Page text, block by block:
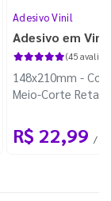
Adesivo Vinil
Adesivo em Vinil
(45
148x210mm -
Meio-Corte
R$ 22,99 / 1